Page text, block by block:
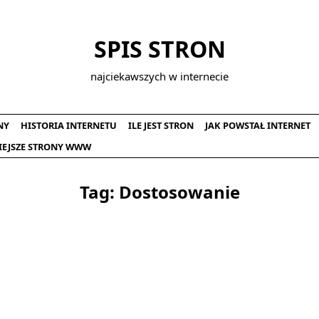
SPIS STRON
najciekawszych w internecie
HISTORIA INTERNETU ILE JEST STRON
JAK POWSTAŁ INTERNET
STRONY WWW
Tag: Dostosowanie